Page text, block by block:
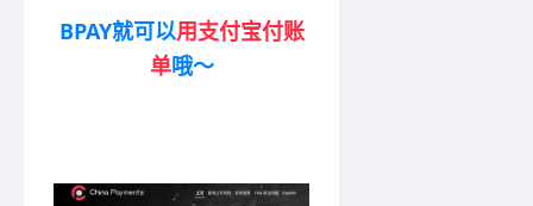
BPAY就可以用支付宝付账
单哦～